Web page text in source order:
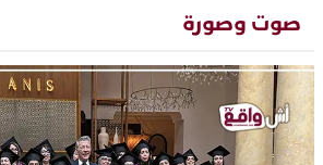
“كوفرة فالغيس”
19:11يقظة أمنية تنهي كابوس الفتاة القاصر:
17:27 اتحاد المقاولات الإعلامية يقود قاطرة
الإعلامي سعيد بلفقير في دورة استثنائية
23:18ترسيخا لثقافة ترشيد الموارد المائية.. اختتام
من “القرية الذكية للماء” بمركز الاصطياف
صوت وصورة